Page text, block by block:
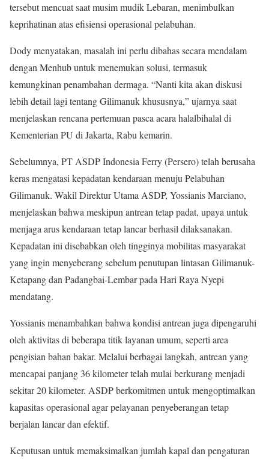
tersebut mencuat saat musim mudik Lebaran, menimbulkan
keprihatinan atas efisiensi operasional pelabuhan.
Dody menyatakan, masalah ini perlu dibahas secara mendalam
dengan Menhub untuk menemukan solusi, termasuk
kemungkinan penambahan dermaga. “Nanti kita akan diskusi
lebih detail lagi tentang Gilimanuk khususnya,” ujarnya saat
menjelaskan rencana pertemuan pasca acara halalbihalal di
Kementerian PU di Jakarta, Rabu kemarin.
Sebelumnya, PT ASDP Indonesia Ferry (Persero) telah berusaha
keras mengatasi kepadatan kendaraan menuju Pelabuhan
Gilimanuk. Wakil Direktur Utama ASDP, Yossianis Marciano,
menjelaskan bahwa meskipun antrean tetap padat, upaya untuk
menjaga arus kendaraan tetap lancar berhasil dilaksanakan.
Kepadatan ini disebabkan oleh tingginya mobilitas masyarakat
yang ingin menyeberang sebelum penutupan lintasan Gilimanuk-
Ketapang dan Padangbai-Lembar pada Hari Raya Nyepi
mendatang.
Yossianis menambahkan bahwa kondisi antrean juga dipengaruhi
oleh aktivitas di beberapa titik layanan umum, seperti area
pengisian bahan bakar. Melalui berbagai langkah, antrean yang
mencapai panjang 36 kilometer telah mulai berkurang menjadi
sekitar 20 kilometer. ASDP berkomitmen untuk mengoptimalkan
kapasitas operasional agar pelayanan penyeberangan tetap
berjalan lancar dan efektif.
Keputusan untuk memaksimalkan jumlah kapal dan pengaturan